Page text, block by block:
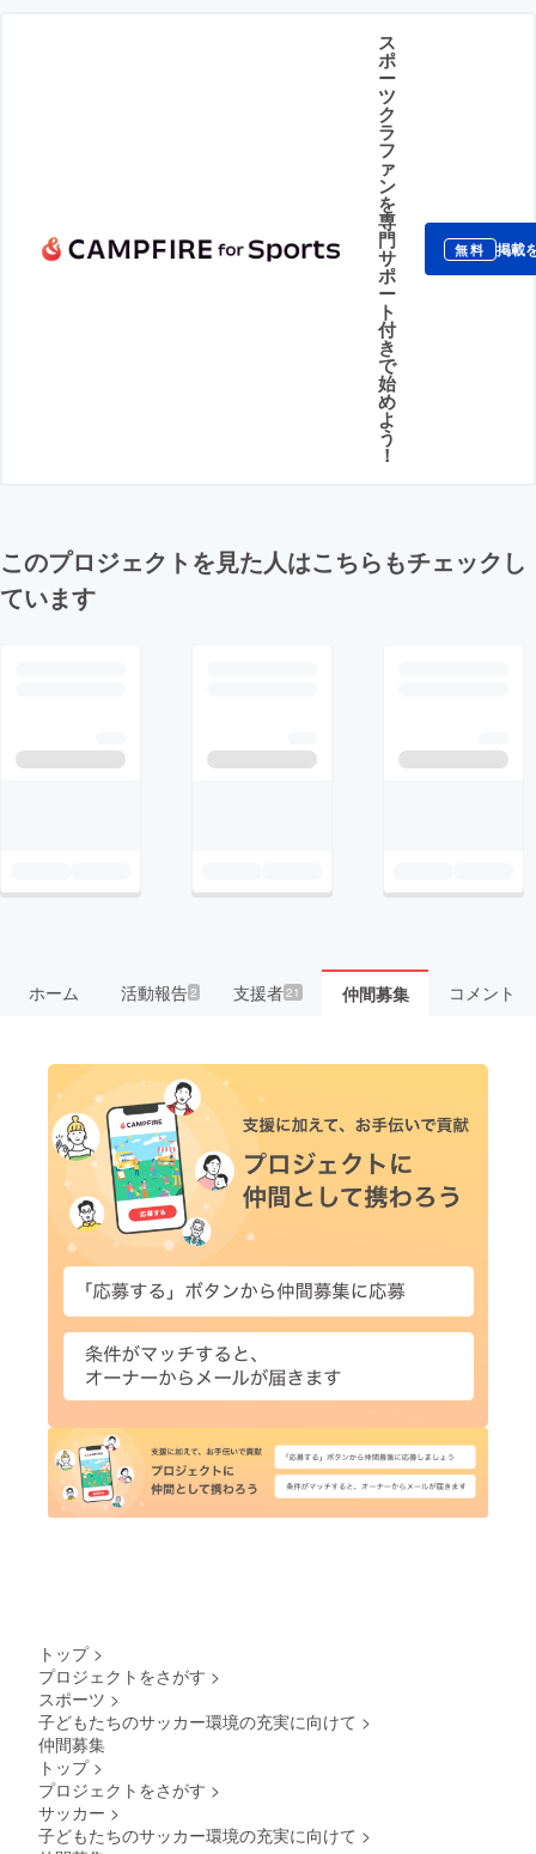
ス
ポ
ー
ツ
ク
ラ
フ
ァ
ン
を
専
門
サ
ポ
ー
ト
付
き
で
始
め
よ
う
！
無料 掲載
このプロジェクトを見た人はこちらもチェックし
ています
ホーム 活動報告2 支援者21 仲間募集 コメント
トップ >
プロジェクトをさがす >
スポーツ >
子どもたちのサッカー環境の充実に向けて >
仲間募集
トップ >
プロジェクトをさがす >
サッカー >
子どもたちのサッカー環境の充実に向けて >